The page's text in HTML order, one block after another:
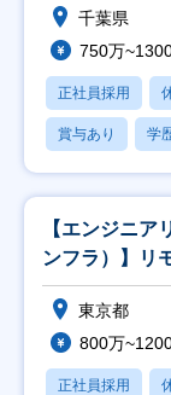
千葉県
750万
正社員採用
賞与あり 学
【エンジニア
ンフラ）】リ
東京都
800万
正社員採用